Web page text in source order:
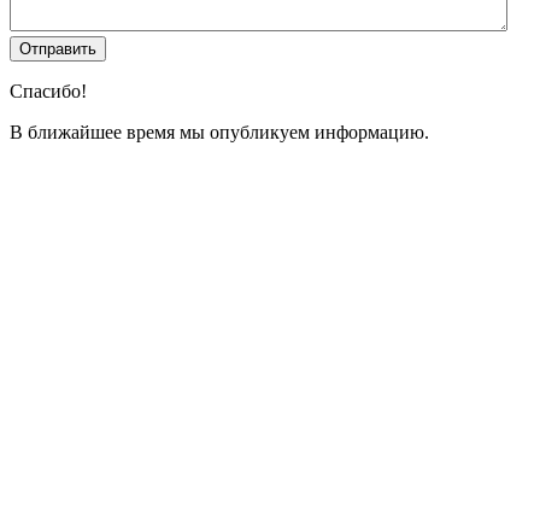
Спасибо!
В ближайшее время мы опубликуем информацию.